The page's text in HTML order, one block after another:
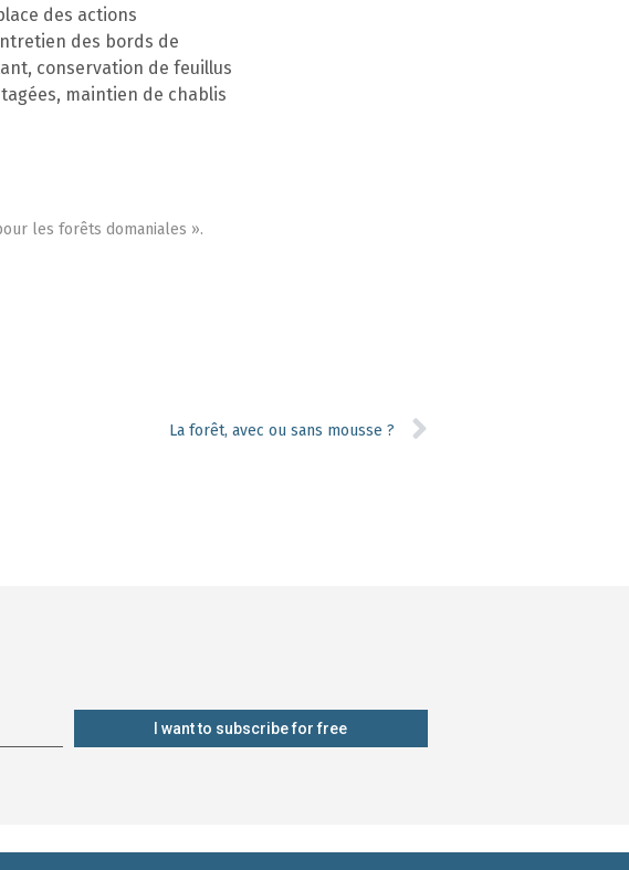
des actions
des bords de
conservation de feuillus
maintien de chablis
les forêts domaniales ».
La forêt, avec ou sans mousse ?
I want to subscribe for free